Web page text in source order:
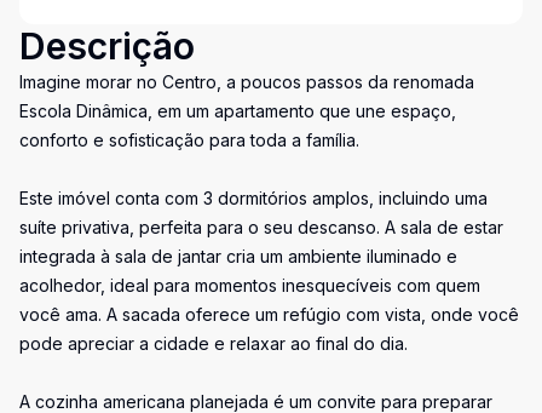
Descrição
Imagine morar no Centro, a poucos passos da renomada
Escola Dinâmica, em um apartamento que une espaço,
conforto e sofisticação para toda a família.
Este imóvel conta com 3 dormitórios amplos, incluindo uma
suíte privativa, perfeita para o seu descanso. A sala de estar
integrada à sala de jantar cria um ambiente iluminado e
acolhedor, ideal para momentos inesquecíveis com quem
você ama. A sacada oferece um refúgio com vista, onde você
pode apreciar a cidade e relaxar ao final do dia.
A cozinha americana planejada é um convite para preparar